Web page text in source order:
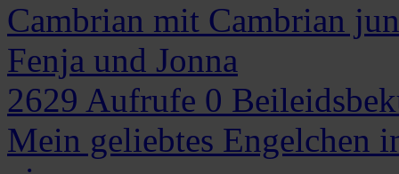
Cambrian mit Cambrian
Fenja und Jonna
2629 Aufrufe 0
Mein geliebtes Engelchen